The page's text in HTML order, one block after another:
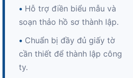
• Hỗ trợ điền biểu mẫu và
soạn thảo hồ sơ thành lập.
• Chuẩn bị đầy đủ giấy tờ
cần thiết để thành lập công
ty.